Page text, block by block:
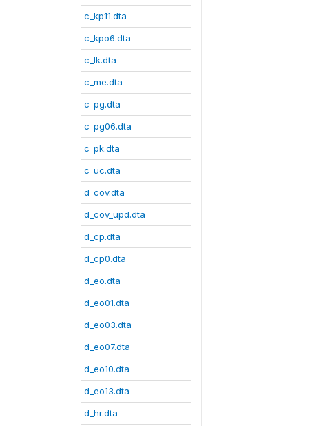
c_kp11.dta
c_kpo6.dta
c_lk.dta
c_me.dta
c_pg.dta
c_pg06.dta
c_pk.dta
c_uc.dta
d_cov.dta
d_cov_upd.dta
d_cp.dta
d_cp0.dta
d_eo.dta
d_eo01.dta
d_eo03.dta
d_eo07.dta
d_eo10.dta
d_eo13.dta
d_hr.dta